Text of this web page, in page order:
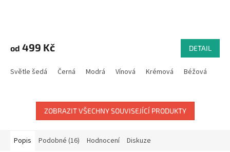
od 499 Kč DETAIL
Světle šedá Černá Modrá Vínová Krémová Béžová
ZOBRAZIT VŠECHNY SOUVISEJÍCÍ PRODUKTY
Popis Podobné (16) Hodnocení Diskuze